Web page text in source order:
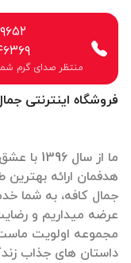
فروشگاه اینترنتی
ما از
هدفمان ارائه
جمال کافه، به شما
عرضه میداریم و
مجموعه اولویت
داستان های جذاب
منتظر صدای گرم